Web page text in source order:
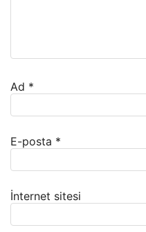
Ad *
E-posta *
İnternet sitesi